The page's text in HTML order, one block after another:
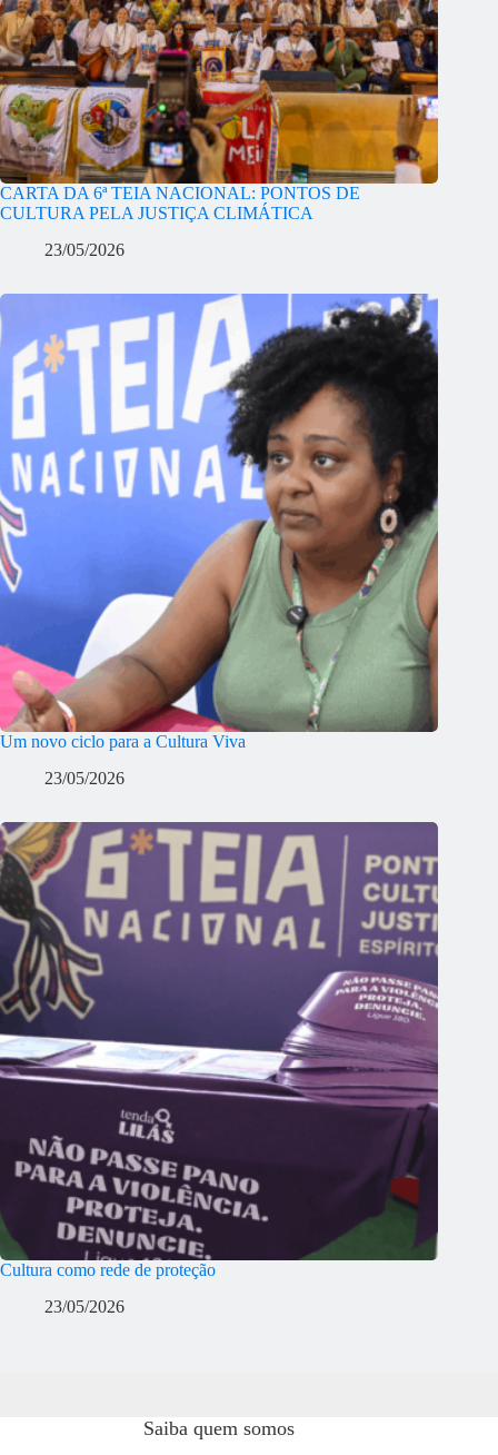
CARTA DA 6ª TEIA NACIONAL: PONTOS DE
CULTURA PELA JUSTIÇA CLIMÁTICA
23/05/2026
Um novo ciclo para a Cultura Viva
23/05/2026
Cultura como rede de proteção
23/05/2026
Saiba quem somos